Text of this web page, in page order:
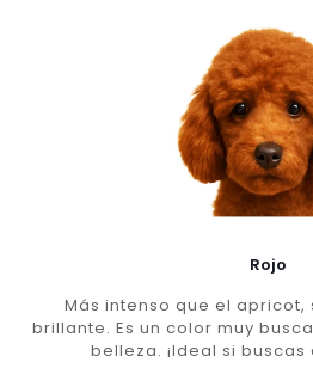
Rojo
Más intenso que el apricot,
brillante. Es un color muy
belleza. ¡Ideal si